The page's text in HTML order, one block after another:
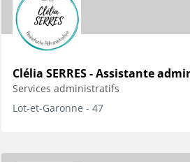
Clélia SERRES - Assistante
Services administratifs
Lot-et-Garonne - 47